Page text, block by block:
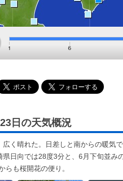
日の天気概況
広く晴れた。日差しと南からの暖気
県日向では28度3分と、6月下旬並み
らも桜開花の便り。